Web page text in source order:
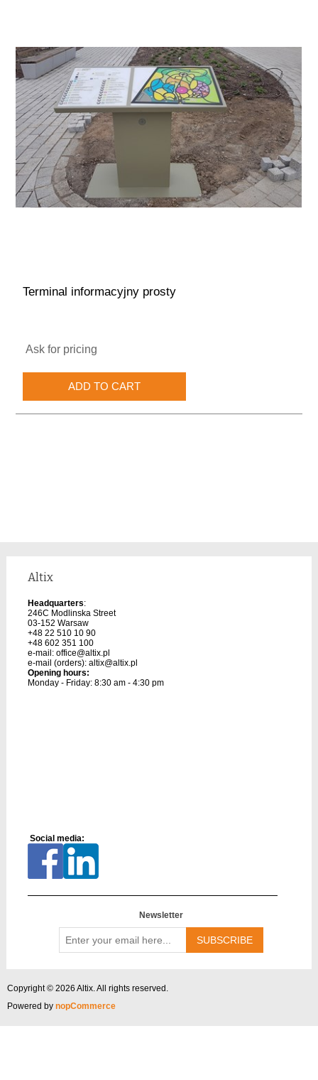
Terminal informacyjny prosty
Ask for pricing
Altix
Headquarters:
246C Modlinska Street
03-152 Warsaw
+48 22 510 10 90
+48 602 351 100
e-mail: office@altix.pl
e-mail (orders): altix@altix.pl
Opening hours:
Monday - Friday: 8:30 am - 4:30 pm
Social media:
Newsletter
your
email
Copyright © 2026 Altix. All rights reserved.
Powered by nopCommerce